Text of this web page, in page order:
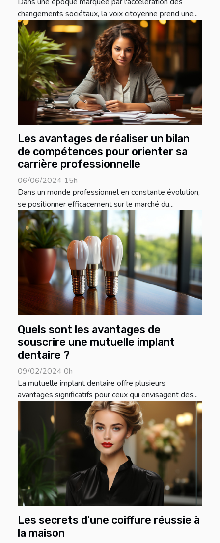
changements sociétaux, la voix citoyenne prend une...
Les avantages de réaliser un bilan
de compétences pour orienter sa
carrière professionnelle
06/06/2024 15h
Dans un monde professionnel en constante évolution,
se positionner efficacement sur le marché du...
Quels sont les avantages de
souscrire une mutuelle implant
dentaire ?
09/02/2024 0h
La mutuelle implant dentaire offre plusieurs
avantages significatifs pour ceux qui envisagent des...
Les secrets d'une coiffure réussie à
la maison